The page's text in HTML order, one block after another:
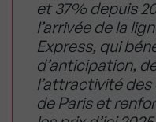
et 37% depuis
l’arrivée de la
Express, qui
d’anticipation,
l’attractivité
de Paris et